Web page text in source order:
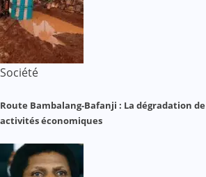
Société
Route Bambalang-Bafanji : La dégradation
activités économiques